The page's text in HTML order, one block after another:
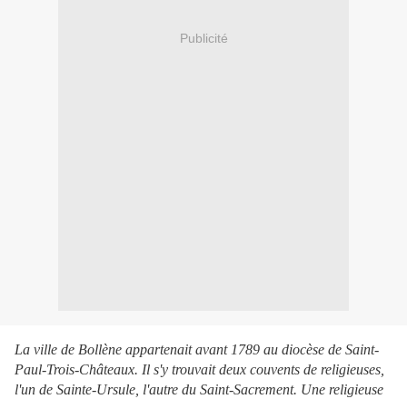
Publicité
La ville de Bollène appartenait avant 1789 au diocèse de Saint-
Paul-Trois-Châteaux. Il s'y trouvait deux couvents de religieuses,
l'un de Sainte-Ursule, l'autre du Saint-Sacrement. Une religieuse